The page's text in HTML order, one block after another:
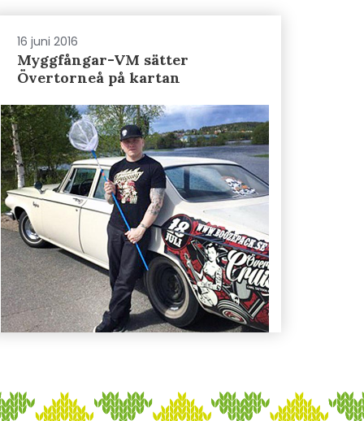
16 juni 2016
Myggfångar-VM sätter
Övertorneå på kartan